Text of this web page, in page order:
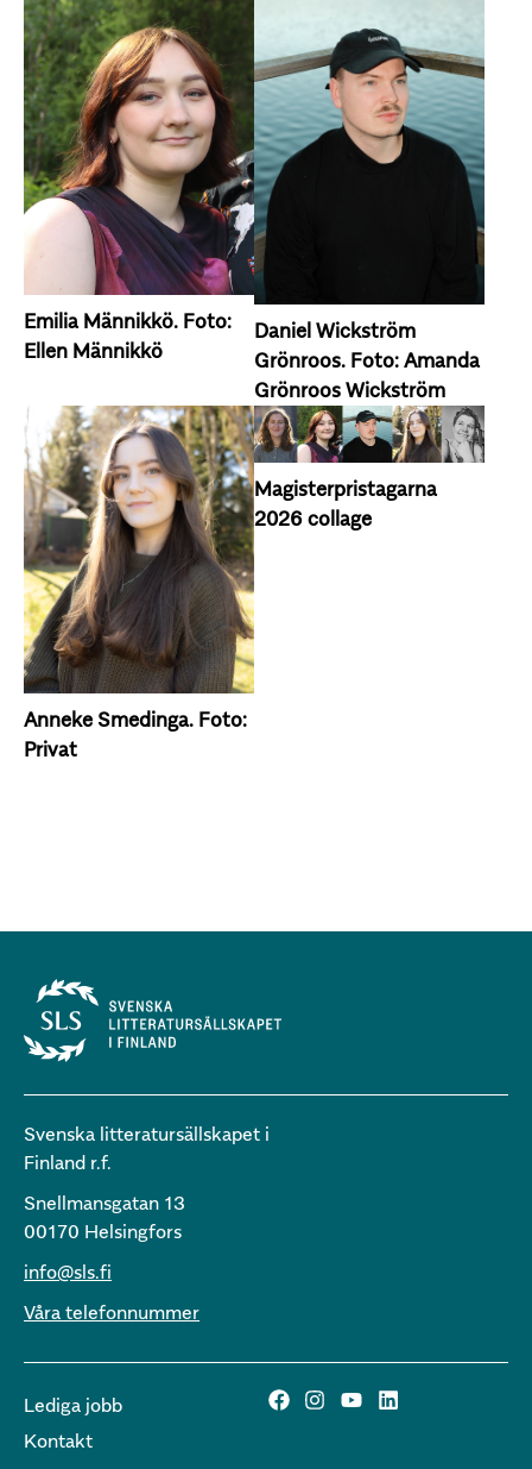
Emilia Männikkö. Foto:
Ellen Männikkö
Daniel Wickström
Grönroos. Foto: Amanda
Grönroos Wickström
Anneke Smedinga. Foto:
Privat
Magisterpristagarna
2026 collage
Svenska litteratursällskapet i
Finland r.f.
Snellmansgatan 13
00170 Helsingfors
info@sls.fi
Våra telefonnummer
Lediga jobb
Kontakt